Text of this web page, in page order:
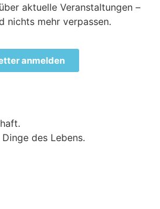
aktuelle Veranstaltungen –
nichts mehr verpassen.
anmelden
des Lebens.